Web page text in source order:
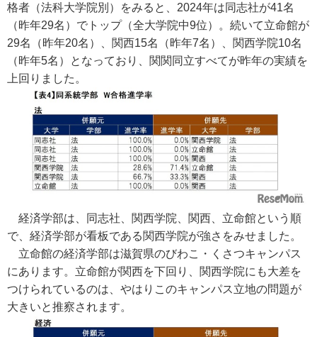
格者（法科大学院別）をみると、2024年は同志社が41名
（昨年29名）でトップ（全大学院中9位）。続いて立命館が
29名（昨年20名）、関西15名（昨年7名）、関西学院10名
（昨年5名）となっており、関関同立すべてが昨年の実績を
上回りました。
経済学部は、同志社、関西学院、関西、立命館という順
で、経済学部が看板である関西学院が強さをみせました。
立命館の経済学部は滋賀県のびわこ・くさつキャンパス
にあります。立命館が関西を下回り、関西学院にも大差を
つけられているのは、やはりこのキャンパス立地の問題が
大きいと推察されます。